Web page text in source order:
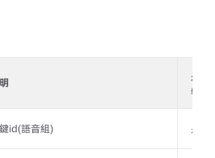
是否
必填
id(語音組) 是